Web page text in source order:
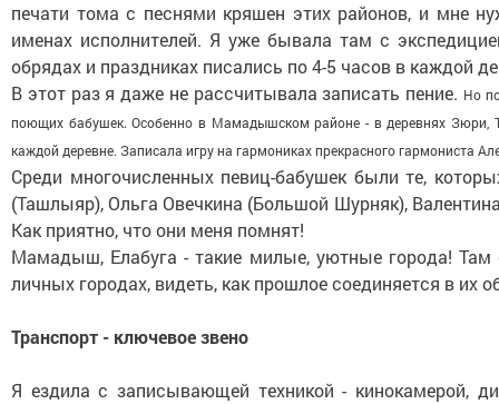
печати то­ма с песнями кряшен этих районов, и мне
именах ис­полнителей. Я уже бывала там с
обрядах и праздниках писались по 4-­5 часов в каждой
В этот раз я даже не рас­считывала записать пение. Но
поющих бабушек. Особенно в Мамадышском районе - в деревнях Зюри,
каждой деревне. Записала игру на гармониках прекрас­ного гармониста
Среди многочисленных певиц-­бабушек были те,
(Ташлыяр), Ольга Овечкина (Большой Шурняк),
Как приятно, что они меня помнят!
Мамадыш, Елабуга - та­кие милые, уютные города! Там
личных городах, видеть, как прошлое соединяется в их
Транспорт - ключевое звено
Я ездила с записывающей техникой - кинокамерой,